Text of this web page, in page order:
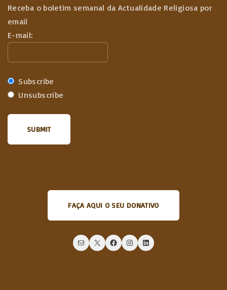
Receba o boletim semanal da Actualidade Religiosa por
email
E-mail:
Subscribe
Unsubscribe
FAÇA AQUI O SEU DONATIVO
Mail X Facebook Instagram LinkedIn